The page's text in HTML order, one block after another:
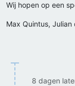
Wij hopen op een
Max Quintus, Julian
8 dagen